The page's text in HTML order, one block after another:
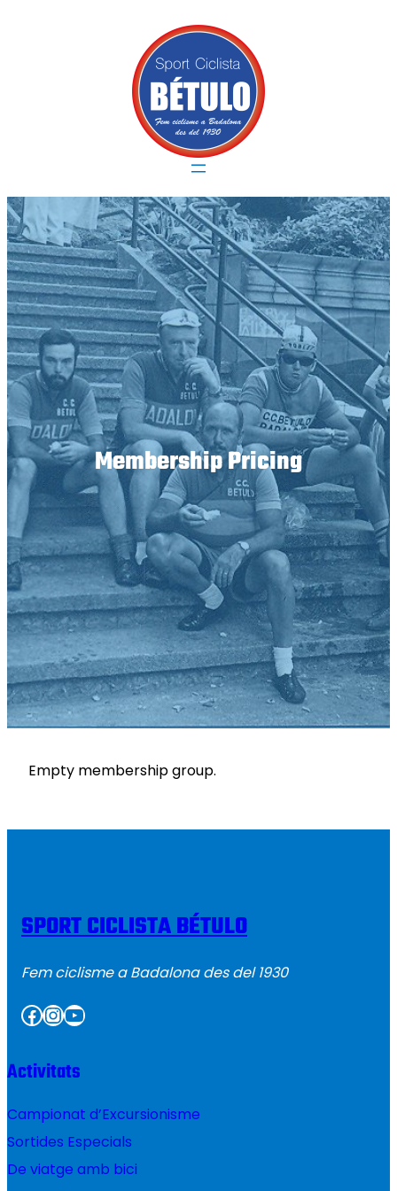
Membership Pricing
Empty membership group.
SPORT CICLISTA BÉTULO
Fem ciclisme a Badalona des del 1930
Facebook InstagramYouTube
Activitats
Campionat d’Excursionisme
Sortides Especials
De viatge amb bici